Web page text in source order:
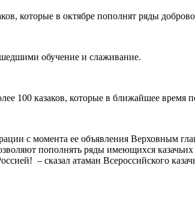
которые в октябре пополнят ряды
обучение и слаживание.
100 казаков, которые в ближайшее время
с момента ее объявления Верховным
пополнять ряды имеющихся
– сказал атаман Всероссийского